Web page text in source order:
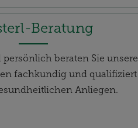
Beratung
beraten Sie unsere
fachkundig und qualifiziert
Anliegen.